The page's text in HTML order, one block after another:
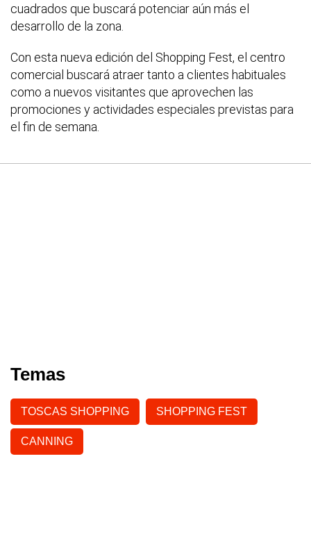
cuadrados que buscará potenciar aún más el
desarrollo de la zona.
Con esta nueva edición del Shopping Fest, el centro
comercial buscará atraer tanto a clientes habituales
como a nuevos visitantes que aprovechen las
promociones y actividades especiales previstas para
el fin de semana.
Temas
TOSCAS SHOPPING SHOPPING FEST
CANNING